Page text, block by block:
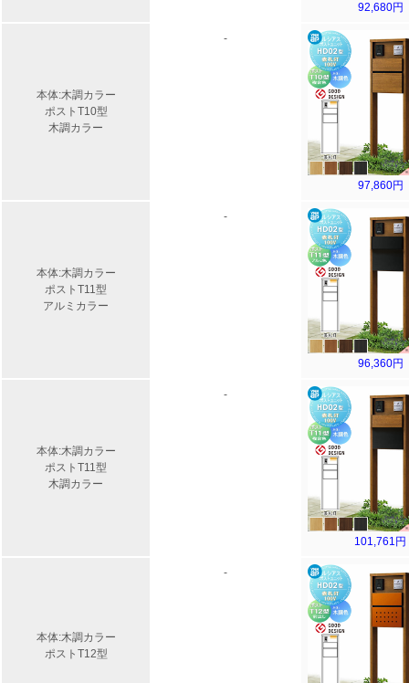
92,680円
本体:木調カラー
ポストT10型
木調カラー
-
97,860円
本体:木調カラー
ポストT11型
アルミカラー
-
96,360円
本体:木調カラー
ポストT11型
木調カラー
-
101,761円
本体:木調カラー
ポストT12型
-